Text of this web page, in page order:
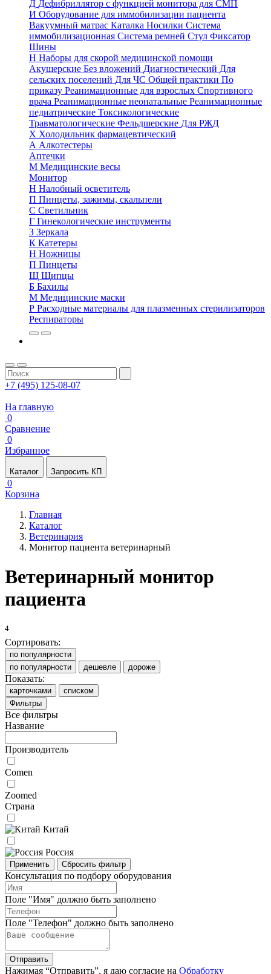
Д Дефибриллятор с функцией монитора для СМП
И Оборудование для иммобилизации пациента
Вакуумный матрас Каталка Носилки Система
иммобилизационная Система ремней Стул Фиксатор
Шины
Н Наборы для скорой медицинской помощи
Акушерские Без вложений Диагностический Для
сельских поселений Для ЧС Общей практики По
приказу Реанимационные для взрослых Спортивного
врача Реанимационные неонатальные Реанимационные
педиатрические Токсикологические
Травматологические Фельдшерские Для РЖД
Х Холодильник фармацевтический
А Алкотестеры
Аптечки
М Медицинские весы
Монитор
Н Налобный осветитель
П Пинцеты, зажимы, скальпели
С Светильник
Г Гинекологические инструменты
З Зеркала
К Катетеры
Н Ножницы
П Пинцеты
Щ Щипцы
Б Бахилы
М Медицинские маски
Р Расходные материалы для плазменных стерилизаторов
Респираторы
+7 (495) 125-08-07
На главную
0
Сравнение
0
Избранное
Каталог Запросить КП
0
Корзина
Главная
Каталог
Ветеринария
Монитор пациента ветеринарный
Ветеринарный монитор
пациента
4
Сортировать:
по популярности
по популярности
дешевле дороже
Показать:
карточками
списком
Фильтры
Все фильтры
Название
Производитель
Comen
Zoomed
Страна
Китай
Россия
Применить Сбросить фильтр
Консультация по подбору оборудования
Поле "Имя" должно быть заполнено
Поле "Телефон" должно быть заполнено
Отправить
Нажимая “Отправить”, я даю согласие на Обработку